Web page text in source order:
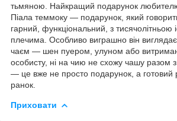
тьмяною. Найкращий подарунок
Піала теммоку — подарунок, який
гарний, функціональний, з тисячолітньою
плечима. Особливо виграшно він
чаєм — шен пуером, улуном або
особисту, ні на чию не схожу чашу разом
— це вже не просто подарунок, а готовий
ранок.
Приховати